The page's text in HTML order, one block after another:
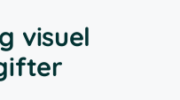
visuel